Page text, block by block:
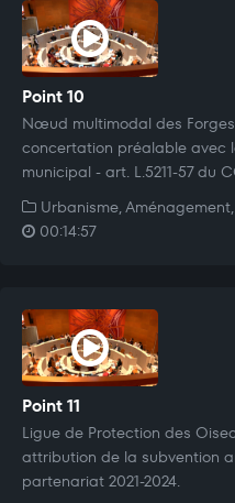
Point 10
Nœud multimodal des
concertation préalable avec
municipal - art. L.5211-57 du
Urbanisme,
00:14:57
Point 11
Ligue de Protection des
attribution de la subvention
partenariat 2021-2024.